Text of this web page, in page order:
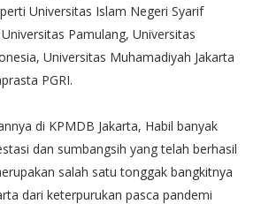
Universitas Islam Negeri Syarif
Pamulang, Universitas
Universitas Muhamadiyah Jakarta
PGRI.
di KPMDB Jakarta, Habil banyak
dan sumbangsih yang telah berhasil
salah satu tonggak bangkitnya
dari keterpurukan pasca pandemi